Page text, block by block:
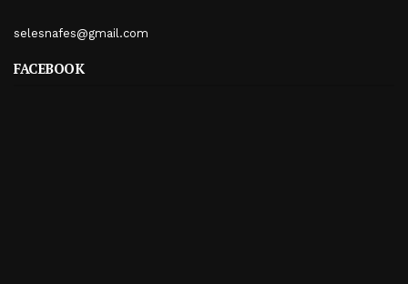
selesnafes@gmail.com
FACEBOOK